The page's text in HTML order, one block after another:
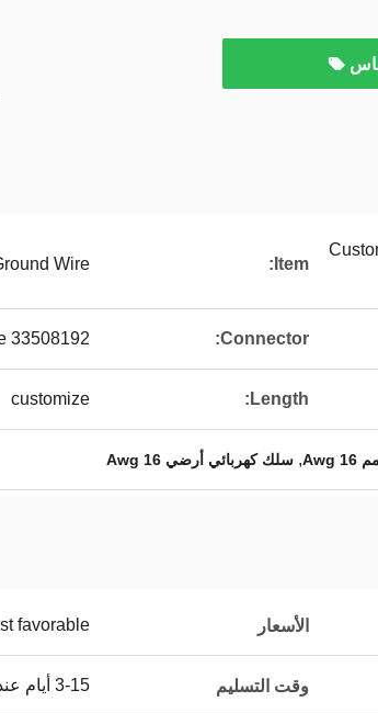
Item:
Wire
Connector:
33508192
Length:
customize
, سلك كهربائي أرضي 16 Awg
الأسعار favorable
وقت التسليم 3-15 أيام عند استلام الدفع